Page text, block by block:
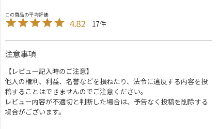
4.82 17
注意事項
【レビュー記入時のご注意】
他人の権利、利益、名誉などを損ねたり、法令に違反する内容を投
稿することはできませんのでご注意ください。
レビュー内容が不適切と判断した場合は、予告なく投稿を削除する
場合がございます。